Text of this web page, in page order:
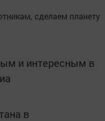
сделаем планету
и интересным в
в